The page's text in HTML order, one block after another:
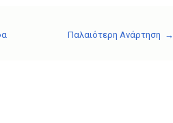
Παλαιότερη Ανάρτηση →